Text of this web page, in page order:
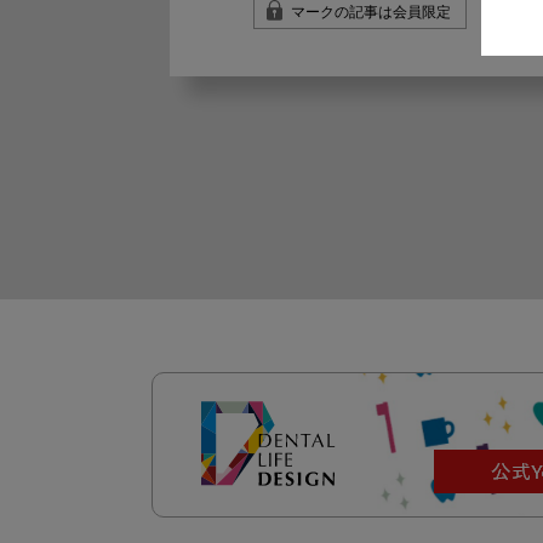
マークの記事は会員限定